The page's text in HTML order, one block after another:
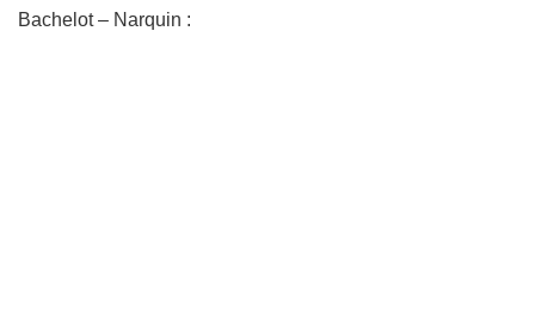
Bachelot – Narquin :